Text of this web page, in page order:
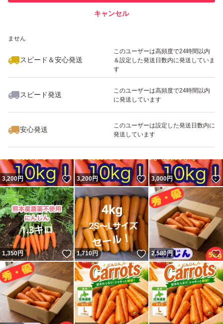
ません
スピード＆安心発送
このユーザーは高頻度で24時間以内
＆設定した発送日数内に発送していま
す
スピード発送
このユーザーは高頻度で24時間以内
に発送しています
安心発送
このユーザーは設定した発送日数内に
発送しています
キャンセル
いいね！
3,000
3,200円 いいね！
3,200円 いいね！
3,000円
1,350円 いいね！
1,710円 いいね！
2,580円